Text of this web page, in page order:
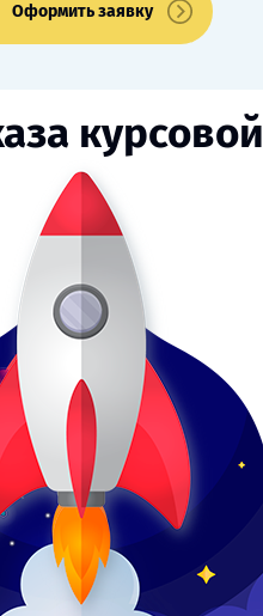
Оформить заявку